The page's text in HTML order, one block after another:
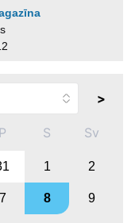
>
P S Sv
1 2
7 8 9